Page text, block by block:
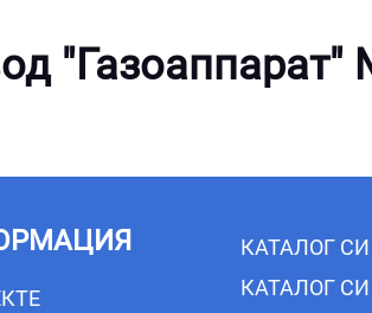
"Газоаппарат"
КАТАЛОГ СИ
КАТАЛОГ